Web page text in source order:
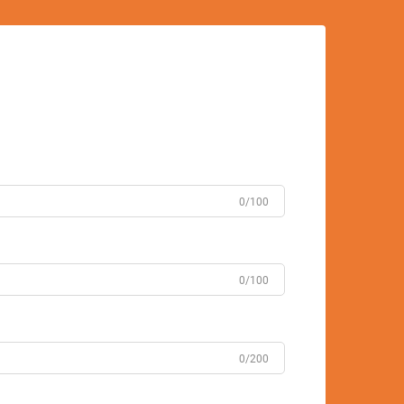
0/100
0/100
0/200